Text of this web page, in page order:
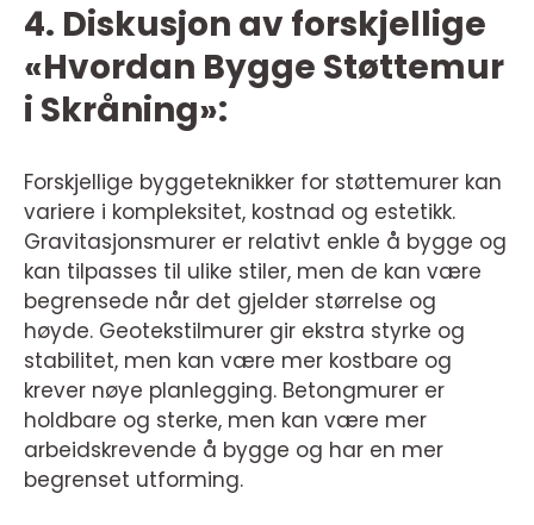
4. Diskusjon av forskjellige
«Hvordan Bygge Støttemur
i Skråning»:
Forskjellige byggeteknikker for støttemurer kan
variere i kompleksitet, kostnad og estetikk.
Gravitasjonsmurer er relativt enkle å bygge og
kan tilpasses til ulike stiler, men de kan være
begrensede når det gjelder størrelse og
høyde. Geotekstilmurer gir ekstra styrke og
stabilitet, men kan være mer kostbare og
krever nøye planlegging. Betongmurer er
holdbare og sterke, men kan være mer
arbeidskrevende å bygge og har en mer
begrenset utforming.